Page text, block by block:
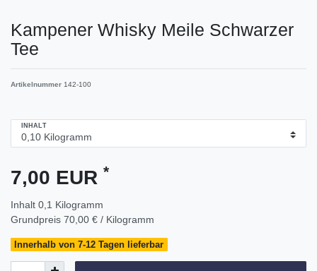
Kampener Whisky Meile Schwarzer
Tee
Artikelnummer 142-100
INHALT
7,00 EUR *
Inhalt 0,1 Kilogramm
Grundpreis 70,00 € / Kilogramm
Innerhalb von 7-12 Tagen lieferbar